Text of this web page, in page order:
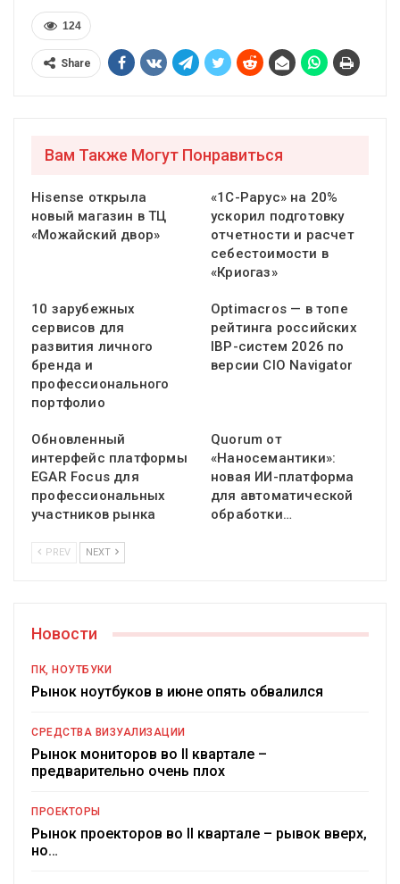
124
Share
Вам Также Могут Понравиться
Hisense открыла
новый магазин в ТЦ
«Можайский двор»
«1С-Рарус» на 20%
ускорил подготовку
отчетности и расчет
себестоимости в
«Криогаз»
10 зарубежных
сервисов для
развития личного
бренда и
профессионального
портфолио
Optimacros — в топе
рейтинга российских
IBP-систем 2026 по
версии CIO Navigator
Обновленный
интерфейс платформы
EGAR Focus для
профессиональных
участников рынка
Quorum от
«Наносемантики»:
новая ИИ-платформа
для автоматической
обработки…
PREV NEXT
Новости
ПК, НОУТБУКИ
Рынок ноутбуков в июне опять обвалился
СРЕДСТВА ВИЗУАЛИЗАЦИИ
Рынок мониторов во II квартале –
предварительно очень плох
ПРОЕКТОРЫ
Рынок проекторов во II квартале – рывок вверх,
но…